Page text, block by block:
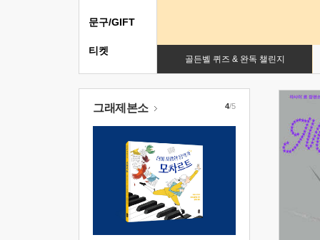
골든벨 퀴즈 & 완독 챌린지
문구/GIFT
티켓
그래제본소 4/5